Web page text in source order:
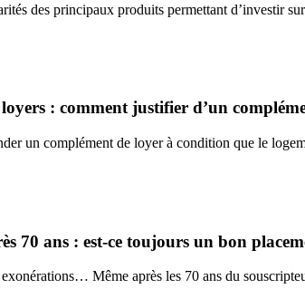
des principaux produits permettant d’investir
: comment justifier d’un
un complément de loyer à condition que le
70 ans : est-ce toujours un bon
Même après les 70 ans du